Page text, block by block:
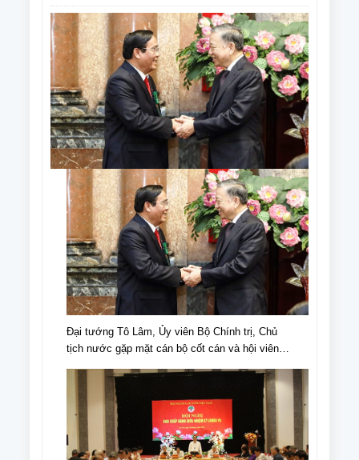
Đại tướng Tô Lâm, Ủy viên Bộ Chính trị, Chủ
tịch nước gặp mặt cán bộ cốt cán và hội viên
Ngày NCT Việt Nam (6/6/1941-6/6/2024).